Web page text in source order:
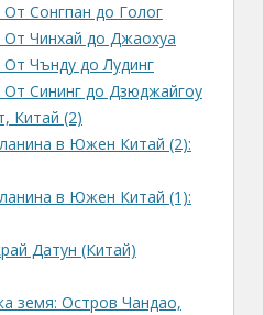
Сонгпан до Голог
Чинхай до Джаохуа
Чънду до Лудинг
Сининг до Дзюджайгоу
Китай (2)
в Южен Китай (2):
в Южен Китай (1):
Датун (Китай)
земя: Остров Чандао,